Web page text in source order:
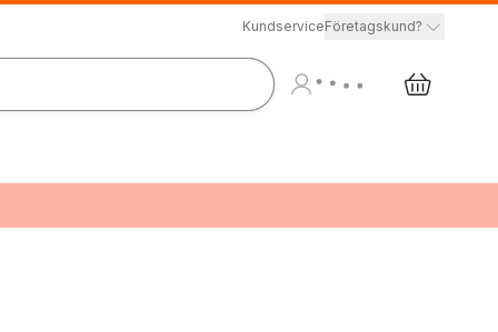
KundserviceFöretagskund?